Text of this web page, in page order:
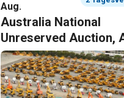
Aug.
Australia National
Unreserved Auction,